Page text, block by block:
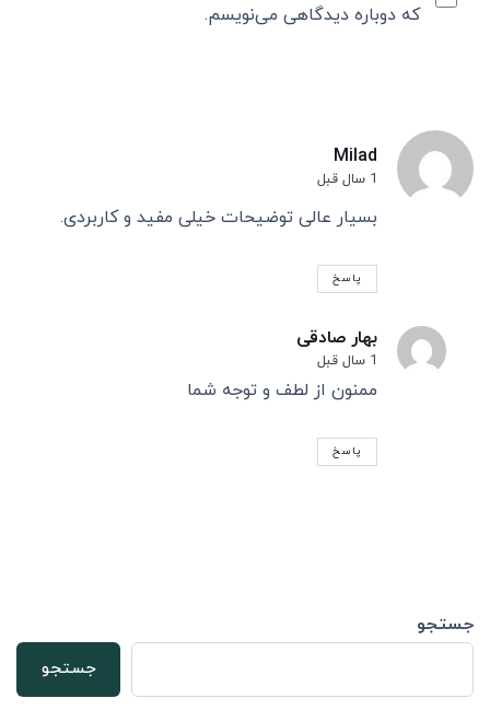
که دوباره دیدگاهی می‌نویسم.
Milad
1 سال قبل
بسیار عالی توضیحات خیلی مفید و کاربردی.
پاسخ
بهار صادقی
1 سال قبل
ممنون از لطف و توجه شما
پاسخ
جستجو
جستجو